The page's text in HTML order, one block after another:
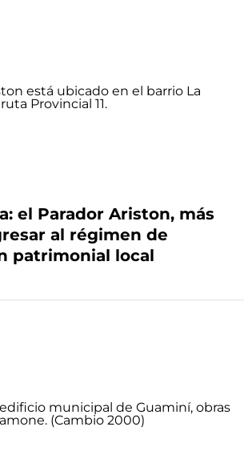
el Parador Ariston, más
al régimen de
patrimonial local